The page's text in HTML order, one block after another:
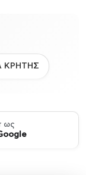
ΚΡΗΤΗΣ
ως